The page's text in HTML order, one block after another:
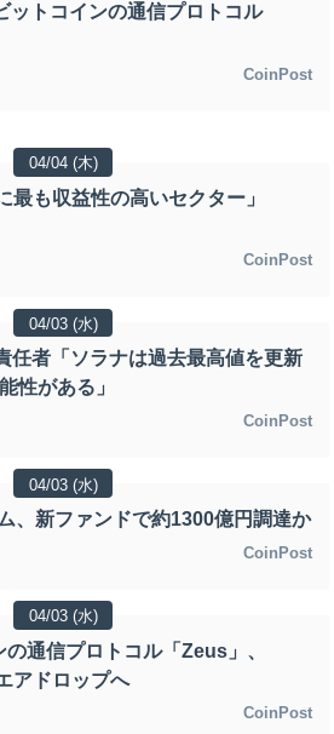
ットコインの通信プロトコル
CoinPost
04/04 (木)
最も収益性の高いセクター」
CoinPost
04/03 (水)
任者「ソラナは過去最高値を更新
性がある」
CoinPost
04/03 (水)
、新ファンドで約1300億円調達か
CoinPost
04/03 (水)
通信プロトコル「Zeus」、
アドロップへ
CoinPost